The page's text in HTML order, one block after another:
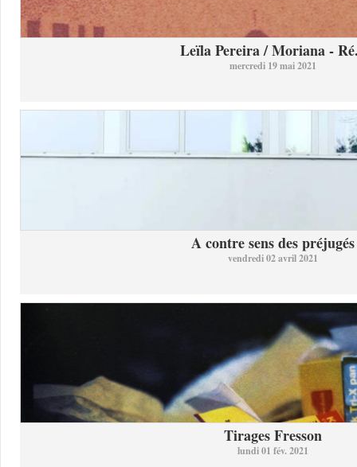
Leïla Pereira / Moriana -
mercredi 19 mai 2021
A contre sens des préjugés
vendredi 02 avril 2021
Tirages Fresson
lundi 01 fév. 2021